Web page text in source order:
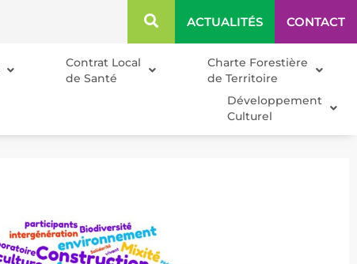
ACTUALITÉS CONTACT
Contrat Local
de Santé
Charte Forestière
de Territoire
Développement
Culturel